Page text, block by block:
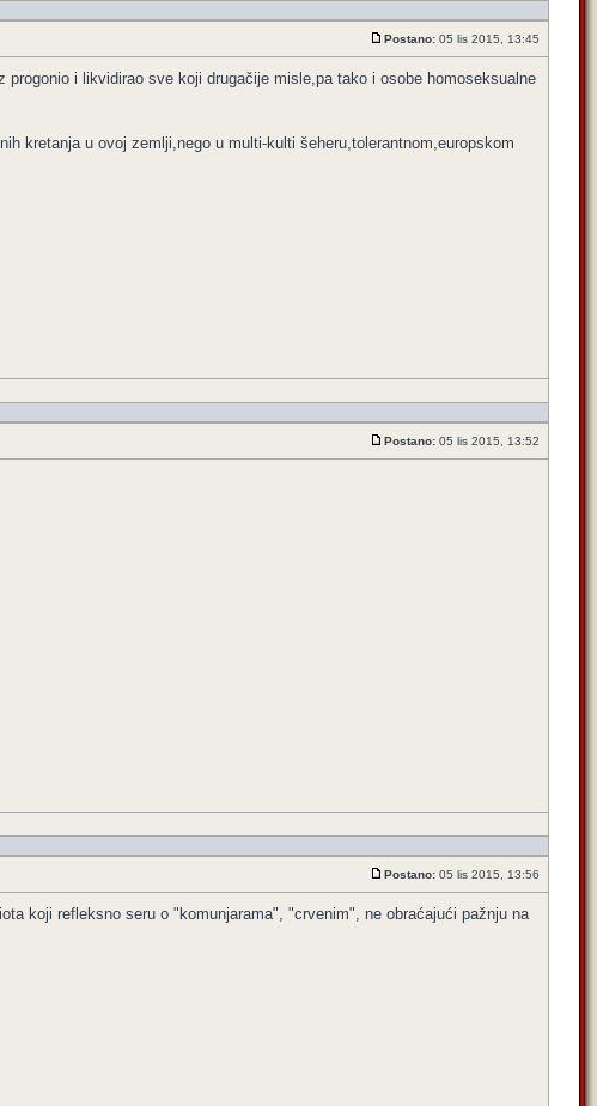
Postano: 05 lis 2015, 13:45
i likvidirao sve koji drugačije misle,pa tako i osobe homoseksualne
kretanja u ovoj zemlji,nego u multi-kulti šeheru,tolerantnom,europskom
Postano: 05 lis 2015, 13:52
Postano: 05 lis 2015, 13:56
koji refleksno seru o "komunjarama", "crvenim", ne obraćajući pažnju na